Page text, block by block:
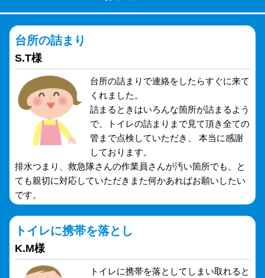
台所の詰まり
S.T様
台所の詰まりで連絡をしたらすぐに来て
くれました。
詰まるときはいろんな箇所が詰まるよう
で、トイレの詰まりまで見て頂き全ての
管まで点検していただき、 本当に感謝
しております。
排水つまり、救急隊さんの作業員さんが汚い箇所でも、と
ても親切に対応していただきまた何かあればお願いしたい
です。
トイレに携帯を落とし
K.M様
トイレに携帯を落としてしまい取れると